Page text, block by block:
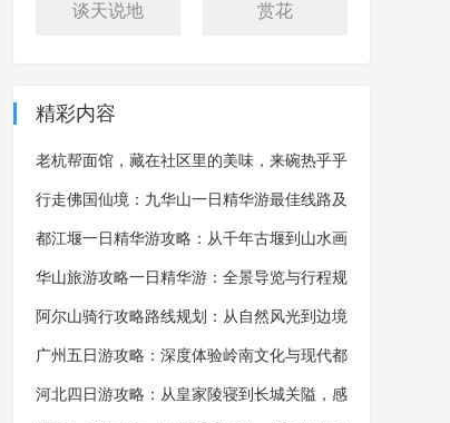
谈天说地 赏花
精彩内容
老杭帮面馆，藏在社区里的美味，来碗热乎乎
的杭帮面，吃完浑身舒畅
行走佛国仙境：九华山一日精华游最佳线路及
沿途风景概览
都江堰一日精华游攻略：从千年古堰到山水画
卷的全景探索
华山旅游攻略一日精华游：全景导览与行程规
划的艺术
阿尔山骑行攻略路线规划：从自然风光到边境
体验的探索之旅
广州五日游攻略：深度体验岭南文化与现代都
市魅力
河北四日游攻略：从皇家陵寝到长城关隘，感